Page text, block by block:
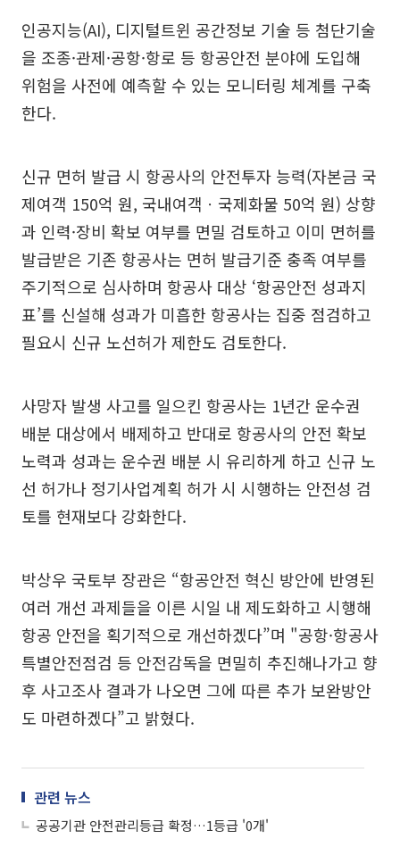
인공지능(AI), 디지털트윈 공간정보 기술 등 첨단기술
을 조종·관제·공항·항로 등 항공안전 분야에 도입해
위험을 사전에 예측할 수 있는 모니터링 체계를 구축
한다.
신규 면허 발급 시 항공사의 안전투자 능력(자본금 국
제여객 150억 원, 국내여객ㆍ국제화물 50억 원) 상향
과 인력·장비 확보 여부를 면밀 검토하고 이미 면허를
발급받은 기존 항공사는 면허 발급기준 충족 여부를
주기적으로 심사하며 항공사 대상 ‘항공안전 성과지
표’를 신설해 성과가 미흡한 항공사는 집중 점검하고
필요시 신규 노선허가 제한도 검토한다.
사망자 발생 사고를 일으킨 항공사는 1년간 운수권
배분 대상에서 배제하고 반대로 항공사의 안전 확보
노력과 성과는 운수권 배분 시 유리하게 하고 신규 노
선 허가나 정기사업계획 허가 시 시행하는 안전성 검
토를 현재보다 강화한다.
박상우 국토부 장관은 “항공안전 혁신 방안에 반영된
여러 개선 과제들을 이른 시일 내 제도화하고 시행해
항공 안전을 획기적으로 개선하겠다”며 "공항·항공사
특별안전점검 등 안전감독을 면밀히 추진해나가고 향
후 사고조사 결과가 나오면 그에 따른 추가 보완방안
도 마련하겠다”고 밝혔다.
관련 뉴스
공공기관 안전관리등급 확정…1등급 '0개'